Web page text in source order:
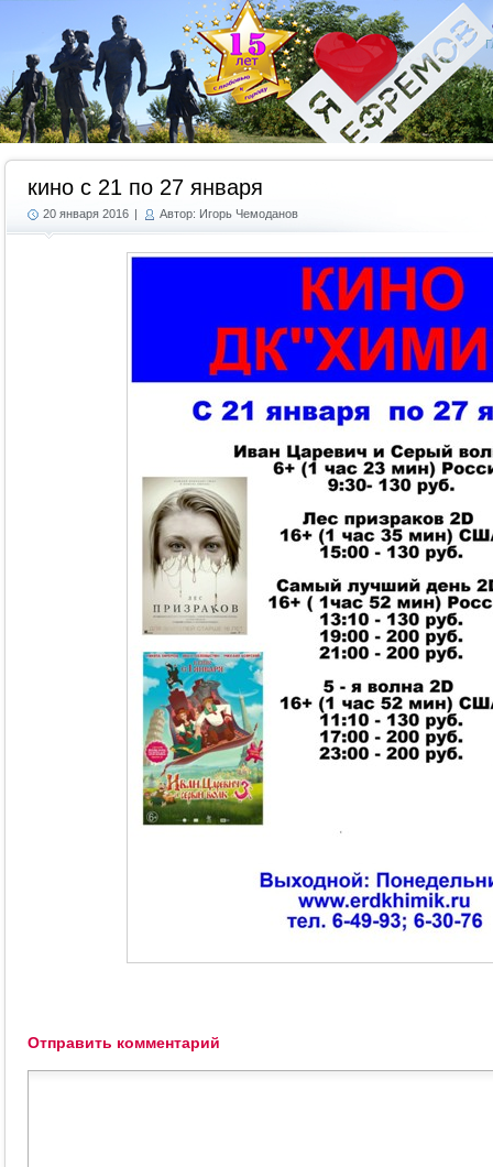
кино с 21 по 27 января
20 января 2016 | Автор: Игорь Чемоданов
Отправить комментарий